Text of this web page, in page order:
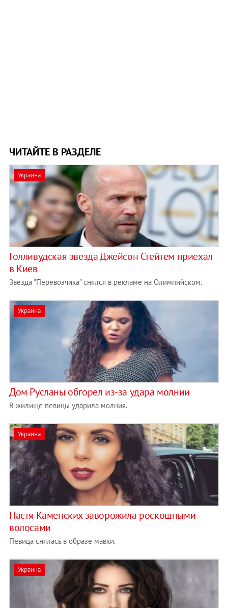
ЧИТАЙТЕ В РАЗДЕЛЕ
Украина
Голливудская звезда Джейсон Стейтем приехал
в Киев
Звезда "Перевозчика" снялся в рекламе на Олимпийском.
Украина
Дом Русланы обгорел из-за удара молнии
В жилище певицы ударила молния.
Украина
Настя Каменских заворожила роскошными
волосами
Певица снялась в образе мавки.
Украина